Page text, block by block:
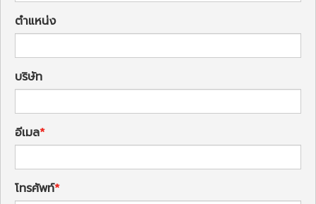
ตำแหน่ง
บริษัท
อีเมล
โทรศัพท์